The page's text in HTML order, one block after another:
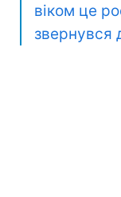
віком це
звернувся